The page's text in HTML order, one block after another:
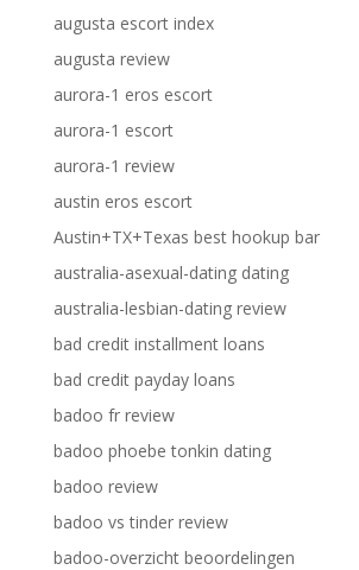
augusta escort index
augusta review
aurora-1 eros escort
aurora-1 escort
aurora-1 review
austin eros escort
Austin+TX+Texas best hookup bar
australia-asexual-dating dating
australia-lesbian-dating review
bad credit installment loans
bad credit payday loans
badoo fr review
badoo phoebe tonkin dating
badoo review
badoo vs tinder review
badoo-overzicht beoordelingen